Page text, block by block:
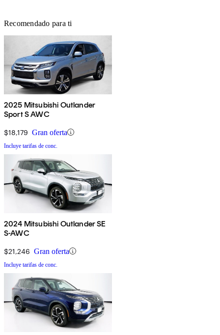
Recomendado para ti
2025 Mitsubishi Outlander
Sport S AWC
$18,179 Gran oferta
Incluye tarifas de conc.
2024 Mitsubishi Outlander SE
S-AWC
$21,246 Gran oferta
Incluye tarifas de conc.